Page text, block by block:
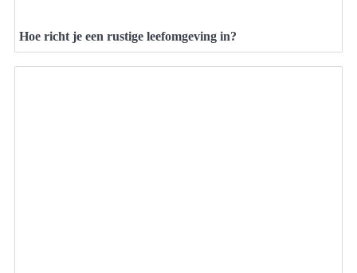
Hoe richt je een rustige leefomgeving in?